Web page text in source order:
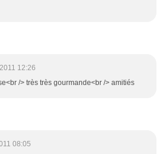
12:26
/> très très gourmande<br /> amitiés
08:05